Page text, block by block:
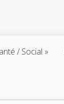
/ Social